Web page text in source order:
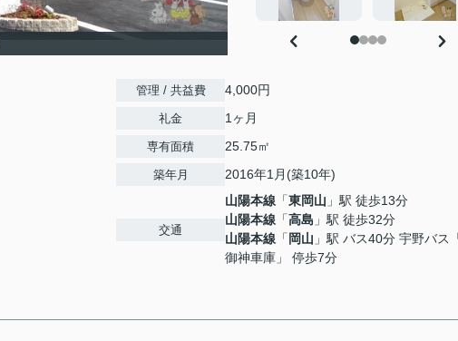
管理 / 共益費 4,000円
礼金 1ヶ月
専有面積 25.75㎡
築年月 2016年1月(築10年)
交通
山陽本線 「東岡山 」駅 徒歩13分
山陽本線 「高島 」駅 徒歩32分
山陽本線 「 岡山 」駅 バス40分 宇野バス
御神車庫」 停歩7分